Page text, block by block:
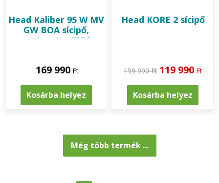
Head Kaliber 95 W MV
GW BOA sícipő,
anthracite 2026
169 990 Ft
Kosárba helyez
Head KORE 2 sícipő
159 990 Ft 119 990 Ft
Kosárba helyez
Még több termék ...